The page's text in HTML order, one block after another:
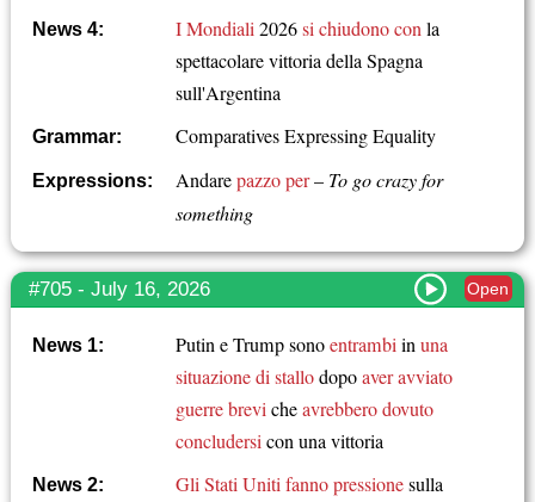
News 4: I Mondiali2026si chiudono conla
spettacolare vittoria della Spagna
sull'Argentina
Grammar: Comparatives Expressing Equality
Expressions: Andarepazzo per– To go crazy for
something
#705 - July 16, 2026 Open
News 1: Putin e Trump sonoentrambiinuna
situazione di stallodopoaver avviato
guerre brevicheavrebbero dovuto
concludersicon una vittoria
News 2: Gli Stati Uniti fanno pressionesulla